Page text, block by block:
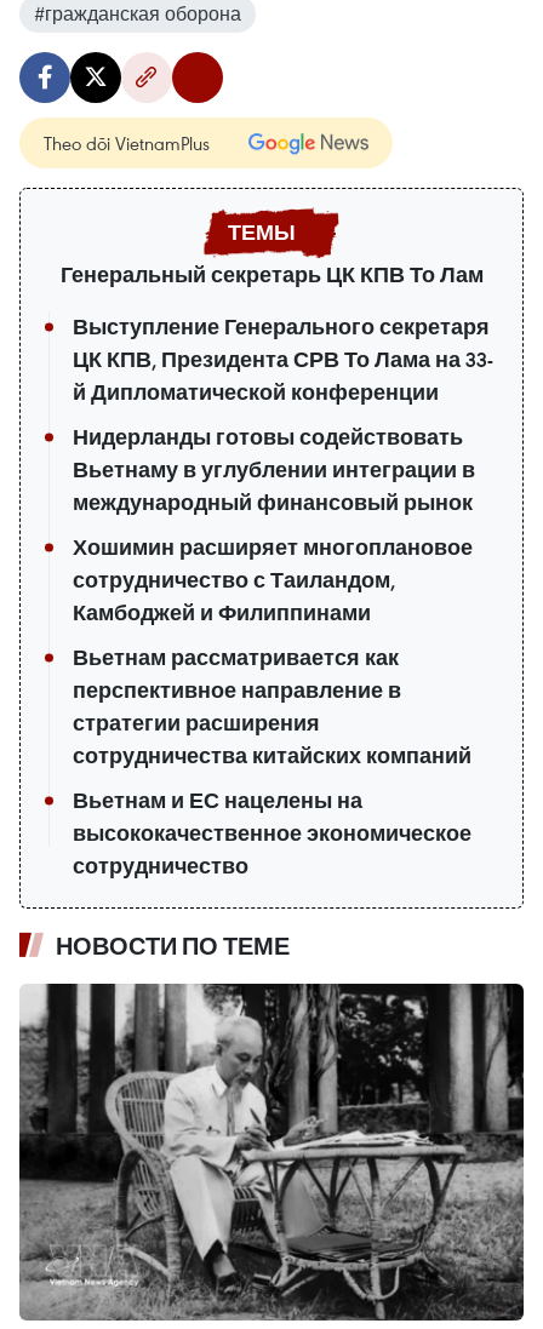
#гражданская оборона
Theo dõi VietnamPlus
Генеральный секретарь ЦК КПВ То Лам
Выступление Генерального секретаря
ЦК КПВ, Президента СРВ То Лама на 33-
й Дипломатической конференции
Нидерланды готовы содействовать
Вьетнаму в углублении интеграции в
международный финансовый рынок
Хошимин расширяет многоплановое
сотрудничество с Таиландом,
Камбоджей и Филиппинами
Вьетнам рассматривается как
перспективное направление в
стратегии расширения
сотрудничества китайских компаний
Вьетнам и ЕС нацелены на
высококачественное экономическое
сотрудничество
НОВОСТИ ПО ТЕМЕ